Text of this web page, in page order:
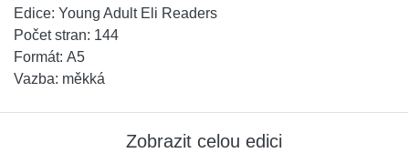
Edice: Young Adult Eli Readers
Počet stran: 144
Formát: A5
Vazba: měkká
Zobrazit celou edici